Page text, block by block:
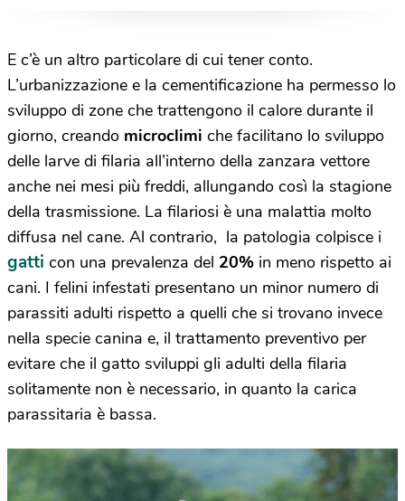
E c’è un altro particolare di cui tener conto.
L’urbanizzazione e la cementificazione ha permesso lo
sviluppo di zone che trattengono il calore durante il
giorno, creando microclimi che facilitano lo sviluppo
delle larve di filaria all’interno della zanzara vettore
anche nei mesi più freddi, allungando così la stagione
della trasmissione. La filariosi è una malattia molto
diffusa nel cane. Al contrario, la patologia colpisce i
gatti con una prevalenza del 20% in meno rispetto ai
cani. I felini infestati presentano un minor numero di
parassiti adulti rispetto a quelli che si trovano invece
nella specie canina e, il trattamento preventivo per
evitare che il gatto sviluppi gli adulti della filaria
solitamente non è necessario, in quanto la carica
parassitaria è bassa.